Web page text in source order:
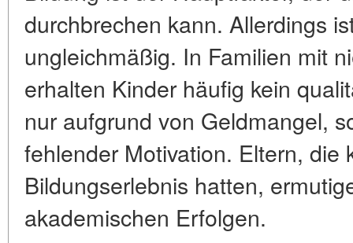
durchbrechen kann. Allerdings
ungleichmäßig. In Familien mit
erhalten Kinder häufig kein
nur aufgrund von Geldmangel,
fehlender Motivation. Eltern, die
Bildungserlebnis hatten,
akademischen Erfolgen.